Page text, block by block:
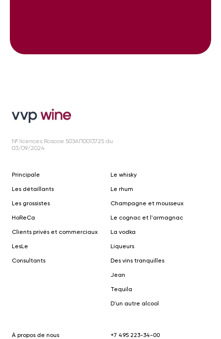
№ licences Roscoe 50ЗАП0013725 du
03/09/2024
Principale
Les détaillants
Les grossistes
HoReCa
Clients privés et commerciaux
LesLe
Consultants
Le whisky
Le rhum
Champagne et mousseux
Le cognac et l'armagnac
La vodka
Liqueurs
Des vins tranquilles
Jean
Tequila
D'un autre alcool
À propos de nous +7 495 223-34-00